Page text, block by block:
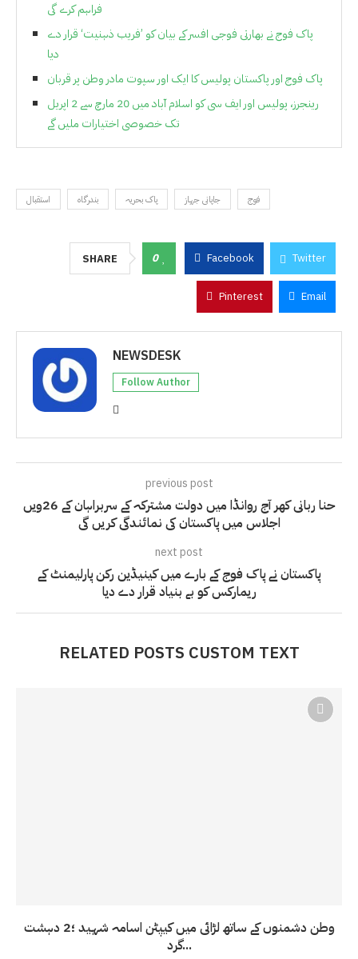
فراہم کرے گی
پاک فوج نے بھارتی فوجی افسر کے بیان کو ’فریب ذہنیت‘ قرار دے
دیا
پاک فوج اور پاکستان پولیس کا ایک اور سپوت مادر وطن پر قربان
رینجرز، پولیس اور ایف سی کو اسلام آباد میں 20 مارچ سے 2 اپریل
تک خصوصی اختیارات ملیں گے
استقبال بندرگاہ پاک بحریہ جاپانی جہاز فوج
SHARE 0 Facebook Twitter
Pinterest Email
NEWSDESK
Follow Author
previous post
حنا ربانی کھر آج روانڈا میں دولت مشترکہ کے سربراہان کے 26ویں
اجلاس میں پاکستان کی نمائندگی کریں گی
next post
پاکستان نے پاک فوج کے بارے میں کینیڈین رکن پارلیمنٹ کے
ریمارکس کو بے بنیاد قرار دے دیا
RELATED POSTS CUSTOM TEXT
وطن دشمنوں کے ساتھ لڑائی میں کیپٹن اسامہ شہید ؛2 دہشت
گرد...